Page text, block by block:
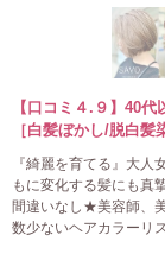
【口コミ４.９】40
［白髪ぼかし/脱白髪
『綺麗を育てる』大
もに変化する髪にも真
間違いなし★美容師、
数少ないヘアカラーリ